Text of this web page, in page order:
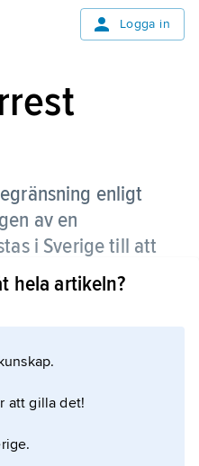
Logga in
enligt
av en
i Sverige till att
av landet, t.ex.
kommunen.
hela artikeln?
att gilla det!